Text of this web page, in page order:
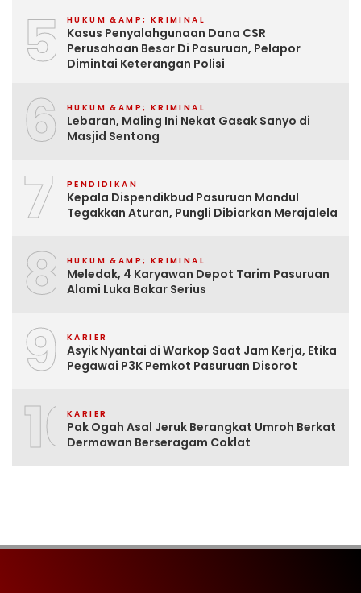
5 HUKUM &AMP; KRIMINAL
Kasus Penyalahgunaan Dana CSR
Perusahaan Besar Di Pasuruan, Pelapor
Dimintai Keterangan Polisi
6 HUKUM &AMP; KRIMINAL
Lebaran, Maling Ini Nekat Gasak Sanyo di
Masjid Sentong
7 PENDIDIKAN
Kepala Dispendikbud Pasuruan Mandul
Tegakkan Aturan, Pungli Dibiarkan Merajalela
8 HUKUM &AMP; KRIMINAL
Meledak, 4 Karyawan Depot Tarim Pasuruan
Alami Luka Bakar Serius
9 KARIER
Asyik Nyantai di Warkop Saat Jam Kerja, Etika
Pegawai P3K Pemkot Pasuruan Disorot
10KARIER
Pak Ogah Asal Jeruk Berangkat Umroh Berkat
Dermawan Berseragam Coklat